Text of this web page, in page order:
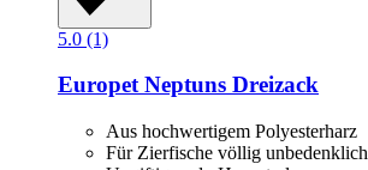
5.0 (1)
EuropetNeptuns Dreizack
Aus hochwertigem Polyesterharz
Für Zierfische völlig unbedenklich